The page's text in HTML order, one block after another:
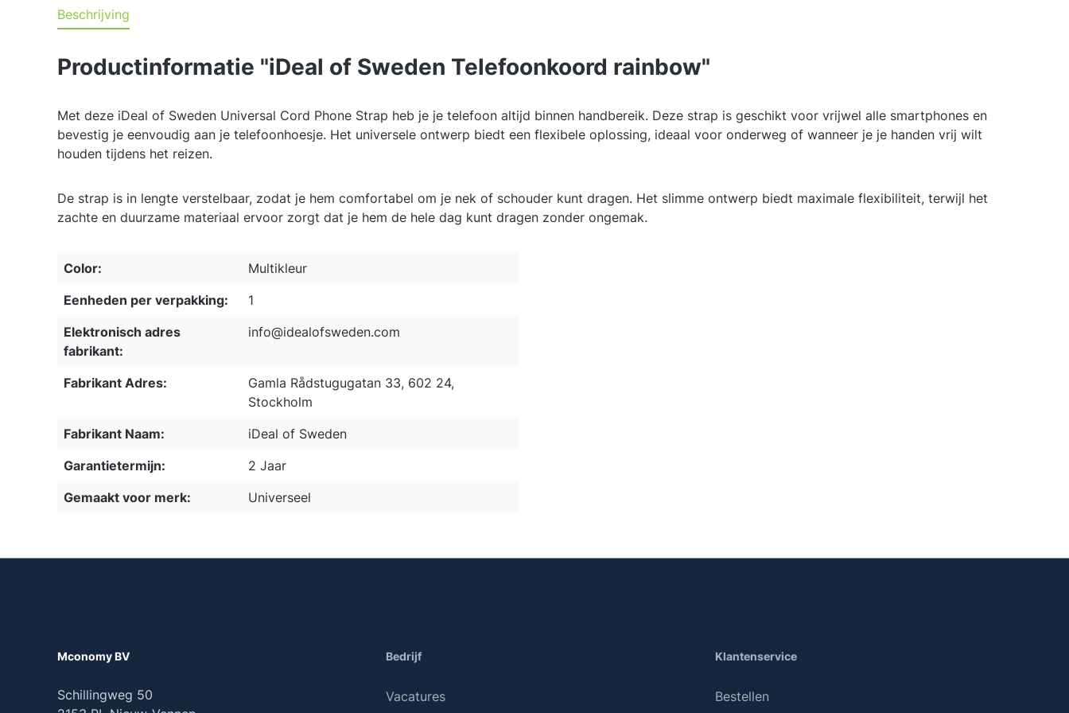
Beschrijving
Productinformatie "iDeal of Sweden Telefoonkoord rainbow"
Met deze iDeal of Sweden Universal Cord Phone Strap heb je je telefoon altijd binnen handbereik. Deze strap is geschikt voor vrijwel alle smartphones en
bevestig je eenvoudig aan je telefoonhoesje. Het universele ontwerp biedt een flexibele oplossing, ideaal voor onderweg of wanneer je je handen vrij wilt
houden tijdens het reizen.
De strap is in lengte verstelbaar, zodat je hem comfortabel om je nek of schouder kunt dragen. Het slimme ontwerp biedt maximale flexibiliteit, terwijl het
zachte en duurzame materiaal ervoor zorgt dat je hem de hele dag kunt dragen zonder ongemak.
Color:
Multikleur
Eenheden per verpakking:
1
Elektronisch adres
fabrikant:
info@idealofsweden.com
Fabrikant Adres:
Gamla Rådstugugatan 33, 602 24,
Stockholm
Fabrikant Naam:
iDeal of Sweden
Garantietermijn:
2 Jaar
Gemaakt voor merk:
Universeel
Mconomy BV
Schillingweg 50
Bedrijf
Vacatures
Klantenservice
Bestellen